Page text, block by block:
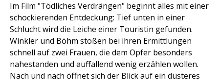
Im Film "Tödliches Verdrängen" beginnt alles mit einer
schockierenden Entdeckung: Tief unten in einer
Schlucht wird die Leiche einer Touristin gefunden.
Winkler und Böhm stoßen bei ihren Ermittlungen
schnell auf zwei Frauen, die dem Opfer besonders
nahestanden und auffallend wenig erzählen wollen.
Nach und nach öffnet sich der Blick auf ein düsteres